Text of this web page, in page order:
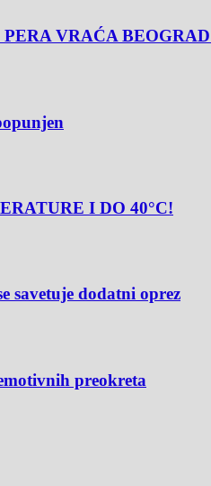
VRAĆA
I DO 40°C!
savetuje dodatni oprez
preokreta